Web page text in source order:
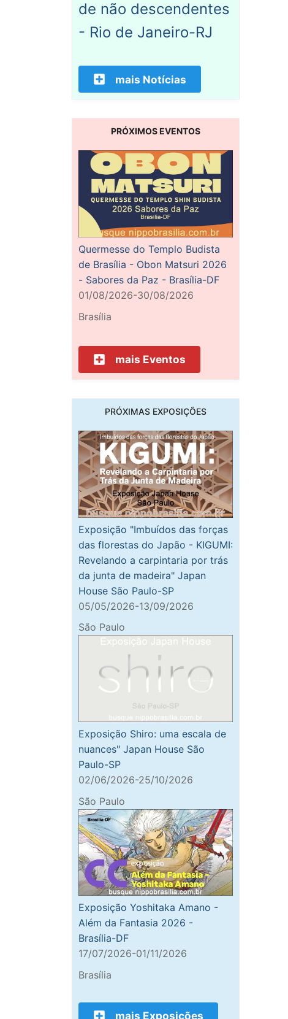
de não descendentes
- Rio de Janeiro-RJ
mais Notícias
PRÓXIMOS EVENTOS
Quermesse do Templo Budista
de Brasília - Obon Matsuri 2026
- Sabores da Paz - Brasília-DF
01/08/2026-30/08/2026
Brasília
mais Eventos
PRÓXIMAS EXPOSIÇÕES
Exposição "Imbuídos das forças
das florestas do Japão - KIGUMI:
Revelando a carpintaria por trás
da junta de madeira" Japan
House São Paulo-SP
05/05/2026-13/09/2026
São Paulo
Exposição Shiro: uma escala de
nuances" Japan House São
Paulo-SP
02/06/2026-25/10/2026
São Paulo
Exposição Yoshitaka Amano -
Além da Fantasia 2026 -
Brasília-DF
17/07/2026-01/11/2026
Brasília
mais Exposições